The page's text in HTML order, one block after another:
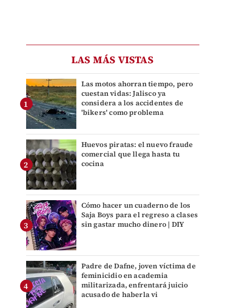
LAS MÁS VISTAS
Las motos ahorran tiempo, pero
cuestan vidas: Jalisco ya
considera a los accidentes de
'bikers' como problema
Huevos piratas: el nuevo fraude
comercial que llega hasta tu
cocina
Cómo hacer un cuaderno de los
Saja Boys para el regreso a clases
sin gastar mucho dinero | DIY
Padre de Dafne, joven víctima de
feminicidio en academia
militarizada, enfrentará juicio
acusado de haberla vi